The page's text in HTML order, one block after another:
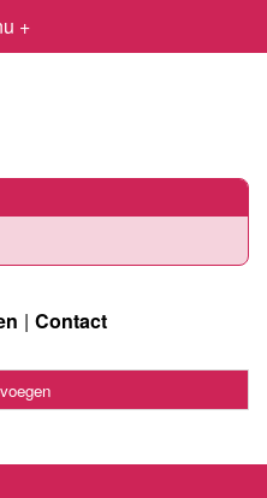
+
Contact